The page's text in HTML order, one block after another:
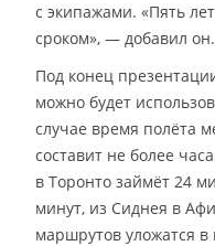
с экипажами. «Пять
сроком», — добавил он.
Под конец
можно будет
случае время полёта
составит не более
в Торонто займёт 24
минут, из Сиднея в
маршрутов уложатся